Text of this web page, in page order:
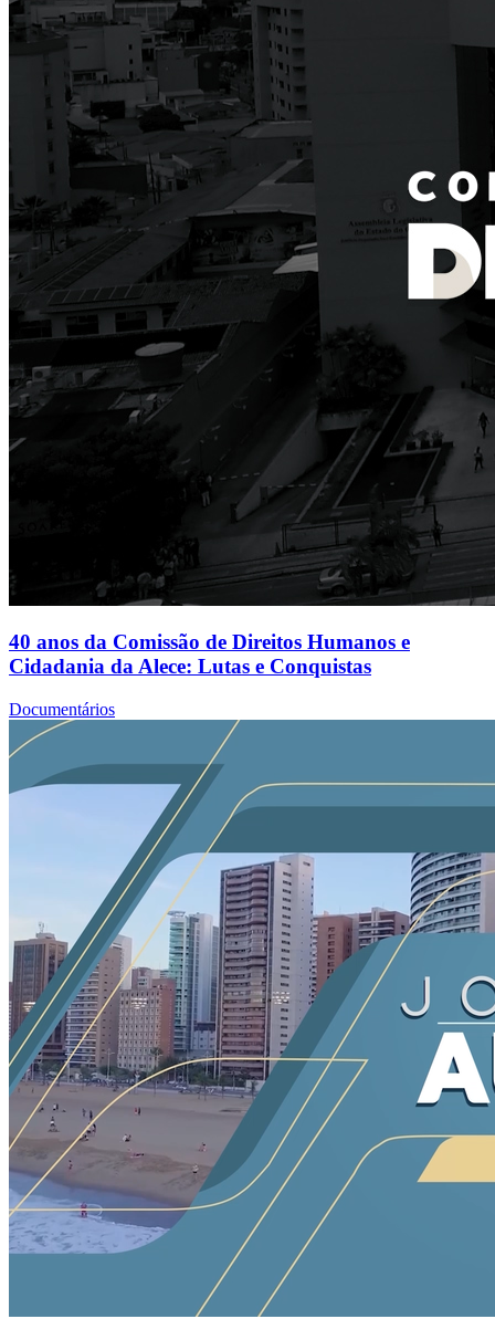
40 anos da Comissão de Direitos Humanos e
Cidadania da Alece: Lutas e Conquistas
Documentários